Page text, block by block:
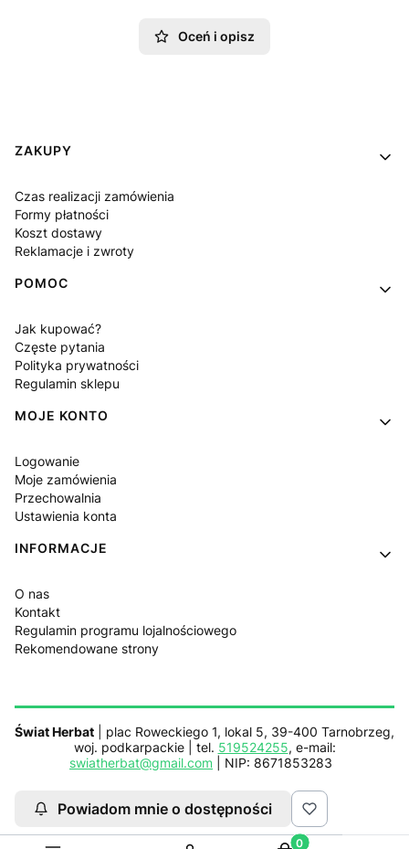
Oceń i opisz
Linki w stopce
ZAKUPY
Czas realizacji zamówienia
Formy płatności
Koszt dostawy
Reklamacje i zwroty
POMOC
Jak kupować?
Częste pytania
Polityka prywatności
Regulamin sklepu
MOJE KONTO
Logowanie
Moje zamówienia
Przechowalnia
Ustawienia konta
INFORMACJE
O nas
Kontakt
Regulamin programu lojalnościowego
Rekomendowane strony
Świat Herbat | plac Roweckiego 1, lokal 5, 39-400 Tarnobrzeg,
woj. podkarpackie | tel. 519524255, e-mail:
swiatherbat@gmail.com | NIP: 8671853283
Sklep działa z pomocą Netplace.com.pl
Powiadom mnie o dostępności